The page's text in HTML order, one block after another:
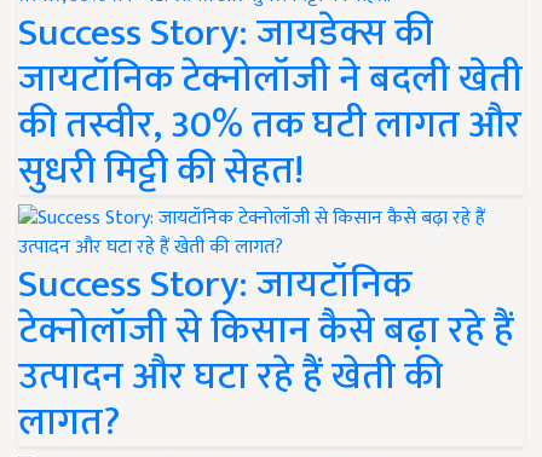
Success Story: जायडेक्स की
जायटॉनिक टेक्नोलॉजी ने बदली खेती
की तस्वीर, 30% तक घटी लागत और
सुधरी मिट्टी की सेहत!
Success Story: जायटॉनिक
टेक्नोलॉजी से किसान कैसे बढ़ा रहे हैं
उत्पादन और घटा रहे हैं खेती की
लागत?